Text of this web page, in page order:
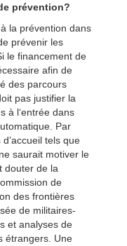
prévention?
la prévention dans
prévenir les
le financement de
afin de
des parcours
pas justifier la
à l‘entrée dans
Par
tels que
saurait motiver le
douter de la
de
des frontières
de militaires-
et analyses de
étrangers. Une